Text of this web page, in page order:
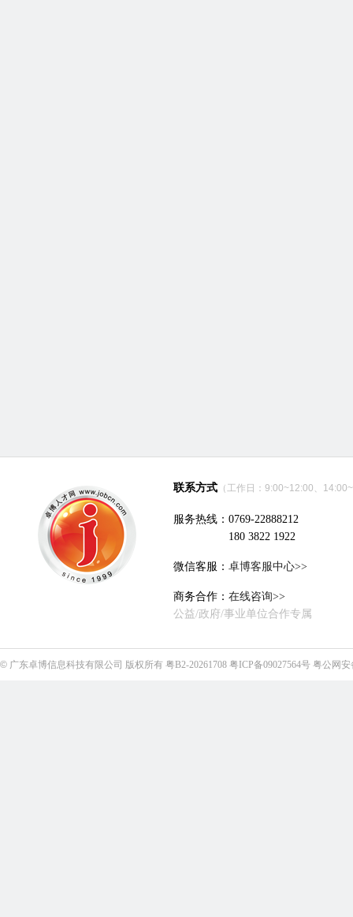
联系方式 （工作日：9:00~12:00、
服务热线：0769-22888212
180 3822 1922
微信客服： 卓博客服中心>>
商务合作： 在线咨询>>
公益/政府/事业单位合作专属
© 广东卓博信息科技有限公司 版权所有 粤B2-20261708 粤ICP备09027564号 粤公网安